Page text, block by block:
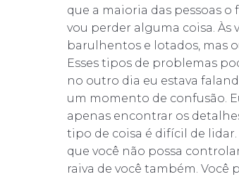
que a maioria das pessoas
vou perder alguma coisa. Às
barulhentos e lotados, mas
Esses tipos de problemas
no outro dia eu estava
um momento de confusão.
apenas encontrar os
tipo de coisa é difícil de lidar.
que você não possa
raiva de você também. Você